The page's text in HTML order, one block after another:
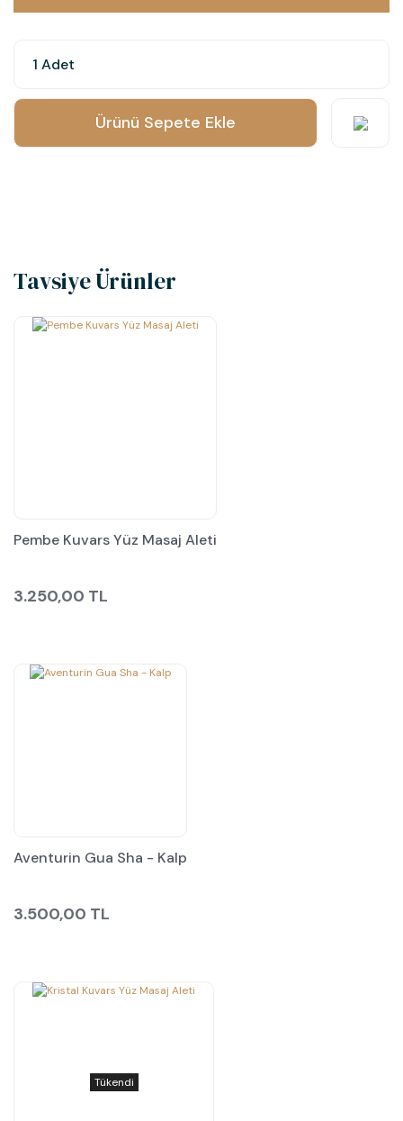
Ürünü Sepete Ekle
Tavsiye Ürünler
Pembe Kuvars Yüz Masaj Aleti
3.250,00 TL
Aventurin Gua Sha - Kalp
3.500,00 TL
Tükendi